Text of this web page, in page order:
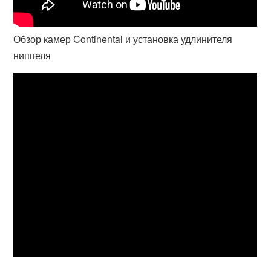
Обзор камер Continental и установка удлинителя
ниппеля